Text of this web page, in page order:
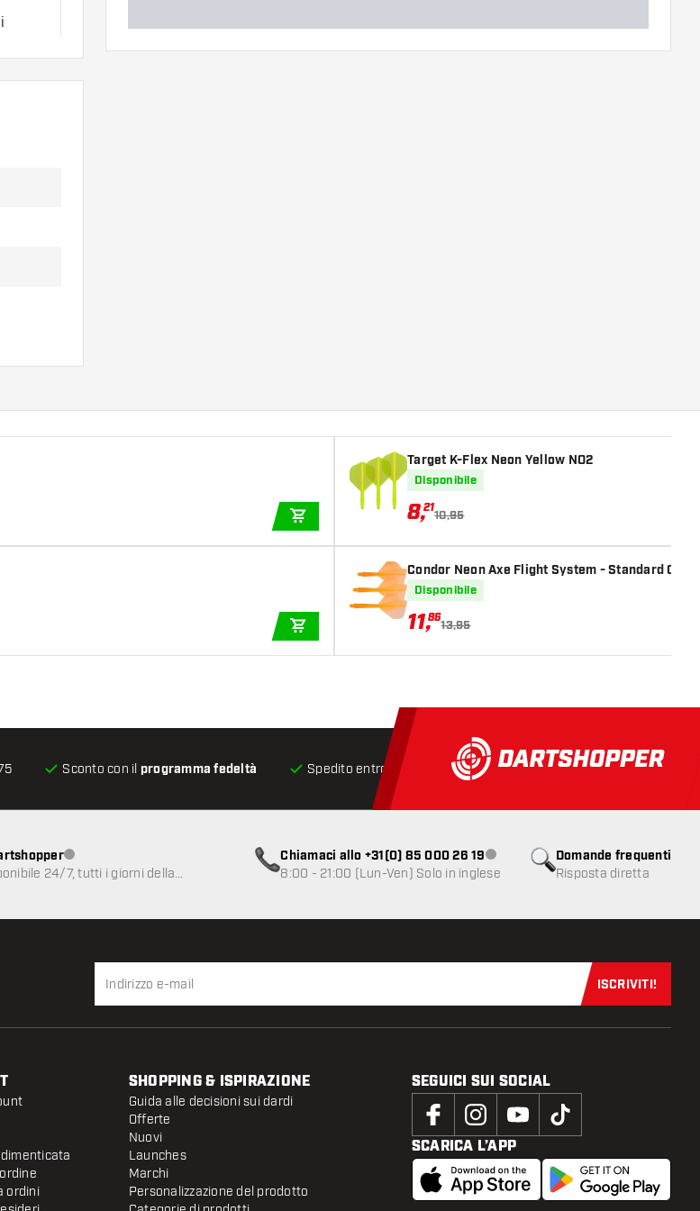
AGGIUNGI AL CARRELLO
AGGIUNGI AL CARRELLO
Target K-Flex Neon Yellow NO2
Disponibile
8,21
10,95
Condor Neon Axe Flight System - Standard
Disponibile
11,86
13,95
Sconto con il programma fedeltà Spedito entro 24 ore Spedizione gratuitada € 75
Domande frequenti
Risposta diretta
Servizio clienti non disponibile
24/7, tutti i giorni della
Chiamaci allo +31(0) 85 000 26 19Servizio clienti non disponibile
8:00 - 21:00 (Lun-Ven) Solo in inglese
Iscriviti
ISCRIVITI!
ordini
SHOPPING & ISPIRAZIONE
Guida alle decisioni sui dardi
Offerte
Nuovi
Launches
Marchi
Personalizzazione del prodotto
SEGUICI SUI SOCIAL
SCARICA L’APP